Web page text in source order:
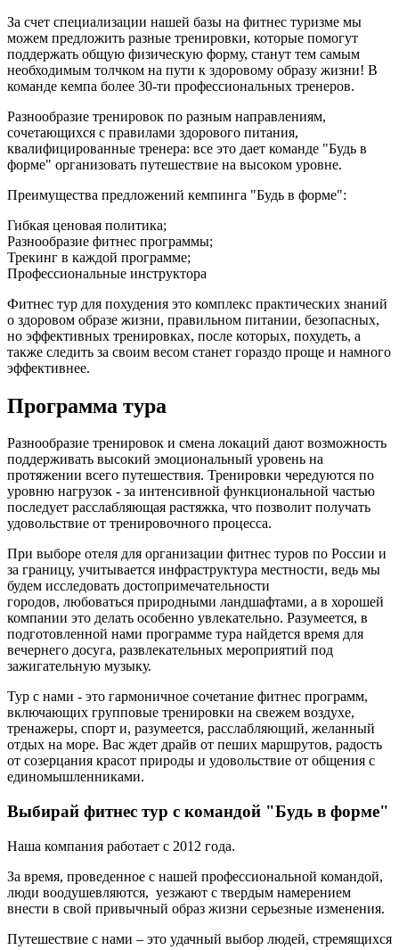
За счет специализации нашей базы на фитнес туризме мы
можем предложить разные тренировки, которые помогут
поддержать общую физическую форму, станут тем самым
необходимым толчком на пути к здоровому образу жизни! В
команде кемпа более 30-ти профессиональных тренеров.
Разнообразие тренировок по разным направлениям,
сочетающихся с правилами здорового питания,
квалифицированные тренера: все это дает команде "Будь в
форме" организовать путешествие на высоком уровне.
Преимущества предложений кемпинга "Будь в форме":
Гибкая ценовая политика;
Разнообразие фитнес программы;
Трекинг в каждой программе;
Профессиональные инструктора
Фитнес тур для похудения это комплекс практических знаний
о здоровом образе жизни, правильном питании, безопасных,
но эффективных тренировках, после которых, похудеть, а
также следить за своим весом станет гораздо проще и намного
эффективнее.
Программа тура
Разнообразие тренировок и смена локаций дают возможность
поддерживать высокий эмоциональный уровень на
протяжении всего путешествия. Тренировки чередуются по
уровню нагрузок - за интенсивной функциональной частью
последует расслабляющая растяжка, что позволит получать
удовольствие от тренировочного процесса.
При выборе отеля для организации фитнес туров по России и
за границу, учитывается инфраструктура местности, ведь мы
будем исследовать достопримечательности
городов, любоваться природными ландшафтами, а в хорошей
компании это делать особенно увлекательно. Разумеется, в
подготовленной нами программе тура найдется время для
вечернего досуга, развлекательных мероприятий под
зажигательную музыку.
Тур с нами - это гармоничное сочетание фитнес программ,
включающих групповые тренировки на свежем воздухе,
тренажеры, спорт и, разумеется, расслабляющий, желанный
отдых на море. Вас ждет драйв от пеших маршрутов, радость
от созерцания красот природы и удовольствие от общения с
единомышленниками.
Выбирай фитнес тур с командой "Будь в форме"
Наша компания работает с 2012 года.
За время, проведенное с нашей профессиональной командой,
люди воодушевляются, уезжают с твердым намерением
внести в свой привычный образ жизни серьезные изменения.
Путешествие с нами – это удачный выбор людей, стремящихся